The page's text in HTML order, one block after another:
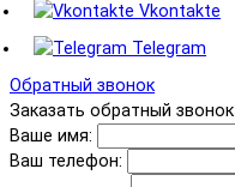
Vkontakte
Telegram
Обратный звонок
Заказать обратный звонок
Ваше имя:
Ваш телефон: